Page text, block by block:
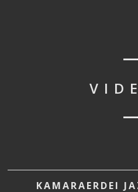
KAMARAERDEI